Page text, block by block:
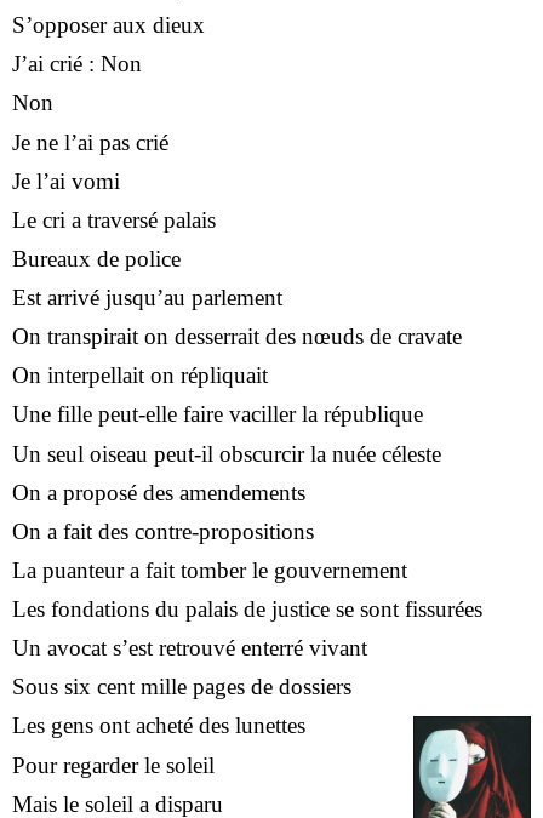
S’opposer aux dieux
J’ai crié : Non
Non
Je ne l’ai pas crié
Je l’ai vomi
Le cri a traversé palais
Bureaux de police
Est arrivé jusqu’au parlement
On transpirait on desserrait des nœuds de cravate
On interpellait on répliquait
Une fille peut-elle faire vaciller la république
Un seul oiseau peut-il obscurcir la nuée céleste
On a proposé des amendements
On a fait des contre-propositions
La puanteur a fait tomber le gouvernement
Les fondations du palais de justice se sont fissurées
Un avocat s’est retrouvé enterré vivant
Sous six cent mille pages de dossiers
Les gens ont acheté des lunettes
Pour regarder le soleil
Mais le soleil a disparu